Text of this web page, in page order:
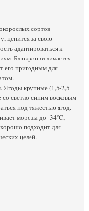
сортов
ценится за свою
адаптироваться к
Блюкроп отличается
его пригодным для
Ягоды крупные (1,5-2,5
светло-синим восковым
под тяжестью ягод.
морозы до -34°C,
подходит для
целей.